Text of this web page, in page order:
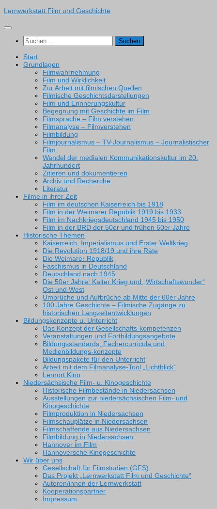
Zum
springen
Lernwerkstatt Film und Geschichte
Suchen
nach:
Start
Grundlagen
Filmwahrnehmung
Film und Wirklichkeit
Zur Arbeit mit filmischen Quellen
Filmische Geschichtsdarstellungen
Film und Erinnerungskultur
Begegnung mit Geschichte im Film
Filmsprache – Film verstehen
Filmanalyse – Filmverstehen
Filmbildung
Filmjournalismus – TV-Journalismus – Journalistischer
Film
Wandel der medialen Kommunikationskultur im 20.
Jahrhundert
Zitieren und dokumentieren
Archiv und Recherche
Literatur
Filme in ihrer Zeit
Film im deutschen Kaiserreich bis 1918
Film in der Weimarer Republik 1919 bis 1933
Film im Nachkriegsdeutschland 1945 bis 1950
Film in der BRD der 50er und frühen 60er Jahre
Historische Themen
Kaiserreich, Imperialismus und Erster Weltkrieg
Die Revolution 1918/19 und ihre Räte
Die Weimarer Republik
Faschismus in Deutschland
Deutschland nach 1945
Die 50er Jahre: Kalter Krieg und „Wirtschaftswunder“
Ost und West
Umbrüche und Aufbrüche ab Mitte der 60er Jahre
100 Jahre Geschichte – Filmische Zugänge zu
historischen Langzeitentwicklungen
Bildungskonzepte u. Unterricht
Das Konzept der Gesellschafts-kompetenzen
Veranstaltungen und Fortbildungsangebote
Bildungsstandards, Fächercurricula und
Medienbildungs-konzepte
Bildungspakete für den Unterricht
Arbeit mit dem Filmanalyse-Tool „Lichtblick“
Lernort Kino
Niedersächsische Film- u. Kinogeschichte
Historische Filmbestände in Niedersachsen
Ausstellungen zur niedersächsischen Film- und
Kinogeschichte
Filmproduktion in Niedersachsen
Filmschauplätze in Niedersachsen
Filmschaffende aus Niedersachsen
Filmbildung in Niedersachsen
Hannover im Film
Hannoversche Kinogeschichte
Wir über uns
Gesellschaft für Filmstudien (GFS)
Das Projekt „Lernwerkstatt Film und Geschichte“
Autoren/innen der Lernwerkstatt
Kooperationspartner
Impressum